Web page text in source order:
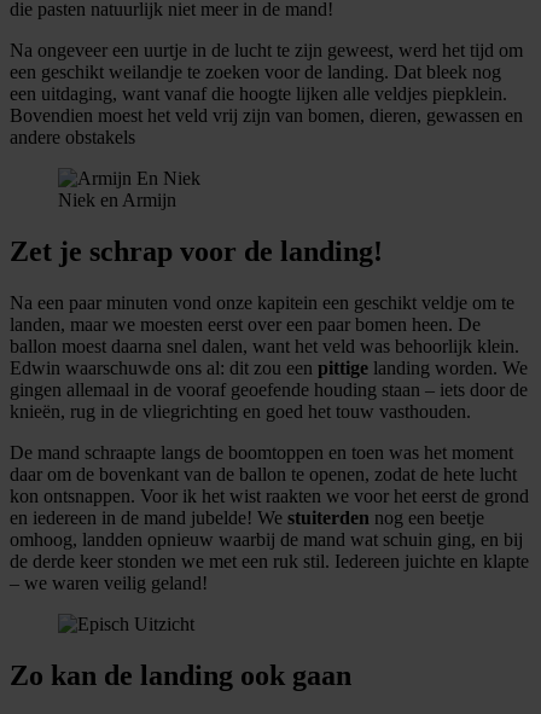
informatie over uw gebruik van onze site met onze
partners voor social media, adverteren en analyse. Deze
partners kunnen deze gegevens combineren met andere
informatie die u aan ze heeft verstrekt of die ze hebben
verzameld op basis van uw gebruik van hun services.
die pasten natuurlijk niet meer in de mand!
Na ongeveer een uurtje in de lucht te zijn geweest, werd het tijd om
een geschikt weilandje te zoeken voor de landing. Dat bleek nog
een uitdaging, want vanaf die hoogte lijken alle veldjes piepklein.
Bovendien moest het veld vrij zijn van bomen, dieren, gewassen en
andere obstakels
Niek en Armijn
Zet je schrap voor de landing!
Na een paar minuten vond onze kapitein een geschikt veldje om te
landen, maar we moesten eerst over een paar bomen heen. De
ballon moest daarna snel dalen, want het veld was behoorlijk klein.
Edwin waarschuwde ons al: dit zou een pittige landing worden. We
gingen allemaal in de vooraf geoefende houding staan – iets door de
knieën, rug in de vliegrichting en goed het touw vasthouden.
De mand schraapte langs de boomtoppen en toen was het moment
daar om de bovenkant van de ballon te openen, zodat de hete lucht
kon ontsnappen. Voor ik het wist raakten we voor het eerst de grond
en iedereen in de mand jubelde! We stuiterden nog een beetje
omhoog, landden opnieuw waarbij de mand wat schuin ging, en bij
de derde keer stonden we met een ruk stil. Iedereen juichte en klapte
– we waren veilig geland!
Zo kan de landing ook gaan